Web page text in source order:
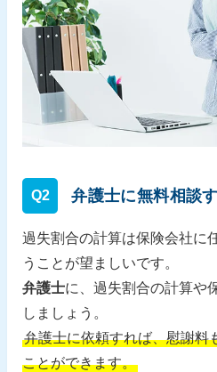
Q2 弁護士に無料相談
過失割合の計算は保険会社に
うことが望ましいです。
弁護士に、過失割合の計算や
しましょう。
弁護士に依頼すれば、慰謝料
ことができます。